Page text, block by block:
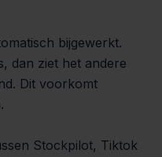
bijgewerkt.
dan ziet het andere
Dit voorkomt
Stockpilot, Tiktok